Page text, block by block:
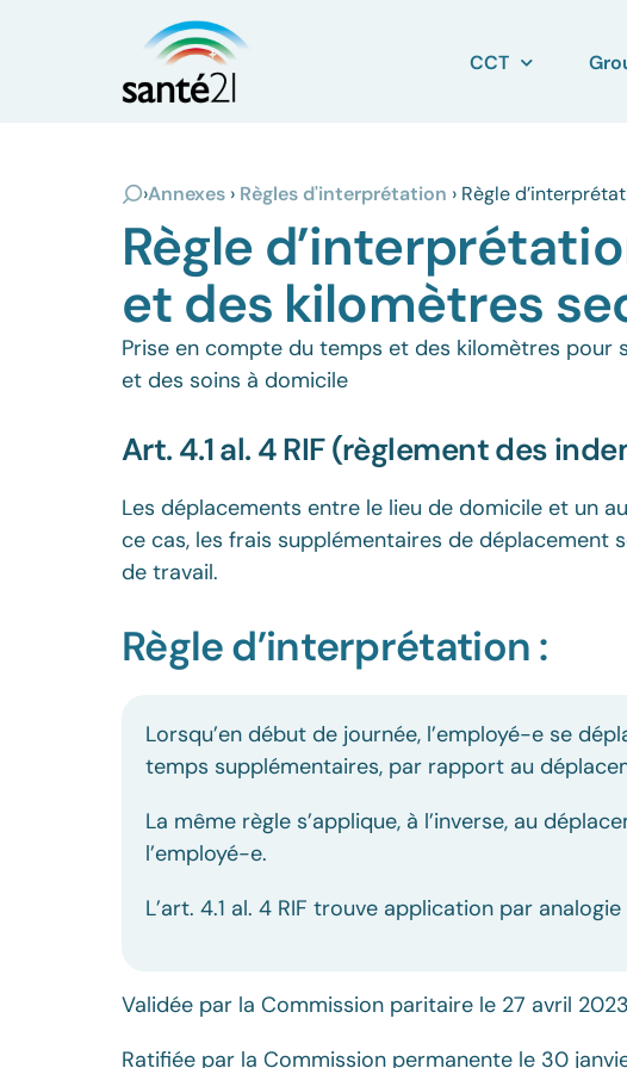
CCT
›Annexes › Règles d'interprétation › Règle
Règle
et des kilomètres
Prise en compte du temps et des kilomètres
et des soins à domicile
Art. 4.1 al. 4 RIF (règlement des
Les déplacements entre le lieu de domicile et un
ce cas, les frais supplémentaires de
de travail.
Règle d’interprétation :
Lorsqu’en début de journée, l’employé-e se
temps supplémentaires, par rapport au
La même règle s’applique, à l’inverse, au
l’employé-e.
L’art. 4.1 al. 4 RIF trouve application par
Validée par la Commission paritaire le 27 avril 2023
Ratifiée par la Commission permanente le 30